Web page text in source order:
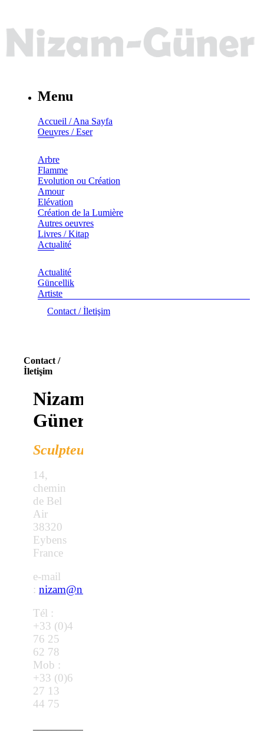
Menu
Accueil / Ana Sayfa
Oeuvres / Eser
Arbre
Flamme
Evolution ou Création
Amour
Elévation
Création de la Lumière
Autres oeuvres
Livres / Kitap
Actualité
Actualité
Güncellik
Artiste
Contact / İletişim
Contact /
İletişim
Nizam
Güner
Sculpteur
14,
chemin
de Bel
Air
38320
Eybens
France
e-mail
: nizam@nizamguner.com
Tél :
+33 (0)4
76 25
62 78
Mob :
+33 (0)6
27 13
44 75